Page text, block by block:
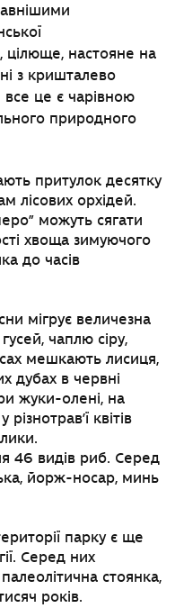
цілюще, настояне на
з кришталево
це є чарівною
природного
притулок десятку
лісових орхідей.
можуть сягати
хвоща зимуючого
до часів
мігрує величезна
чаплю сіру,
мешкають лисиця,
дубах в червні
жуки-олені, на
квітів
46 видів риб. Серед
йорж-носар, минь
парку є ще
Серед них
стоянка,
років.